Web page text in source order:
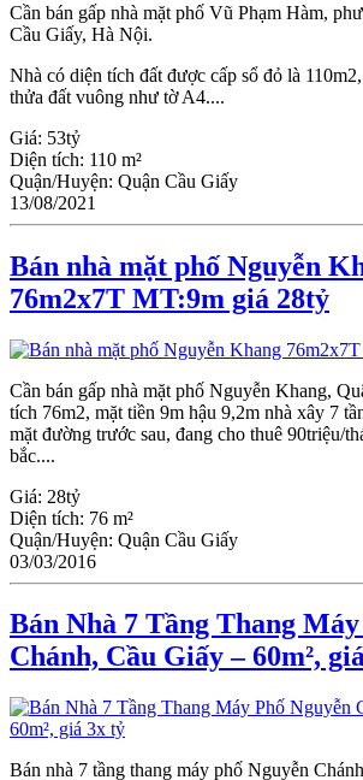
Cần bán gấp nhà mặt phố Vũ Phạm Hàm,
Cầu Giấy, Hà Nội.
Nhà có diện tích đất được cấp sổ đỏ là
thửa đất vuông như tờ A4....
Giá: 53tỷ
Diện tích: 110 m²
Quận/Huyện: Quận Cầu Giấy
13/08/2021
Bán nhà mặt phố Nguyễn
76m2x7T MT:9m giá 28tỷ
Cần bán gấp nhà mặt phố Nguyễn Khang,
tích 76m2, mặt tiền 9m hậu 9,2m nhà xây 7
mặt đường trước sau, đang cho thuê 90triệu/
bắc....
Giá: 28tỷ
Diện tích: 76 m²
Quận/Huyện: Quận Cầu Giấy
03/03/2016
Bán Nhà 7 Tầng Thang
Chánh, Cầu Giấy – 60m²,
Bán nhà 7 tầng thang máy phố Nguyễn